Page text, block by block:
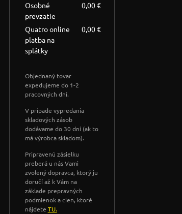
Osobné
prevzatie
0,00 €
Quatro online
platba na
splátky
0,00 €
Objednaný tovar
expedujeme do 1-2
pracovných dní.
V prípade vypredania
skladových zásob
dodávame do 30 dní (ak to
má výrobca skladom).
Pripravenú zásielku
preberá u nás Vami
zvolený dopravca, ktorý ju
doručí až k Vám na
základe prepravných
podmienok a cien, ktoré
nájdete TU.